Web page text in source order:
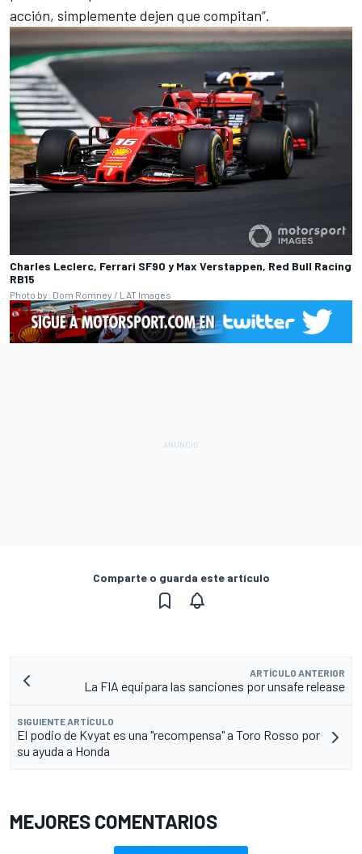
acción, simplemente dejen que compitan”.
Charles Leclerc, Ferrari SF90 y Max Verstappen, Red Bull Racing
RB15
Photo by: Dom Romney / LAT Images
Comparte o guarda este artículo
ARTÍCULO ANTERIOR
La FIA equipara las sanciones por unsafe release
SIGUIENTE ARTÍCULO
El podio de Kvyat es una "recompensa" a Toro Rosso por
su ayuda a Honda
MEJORES COMENTARIOS